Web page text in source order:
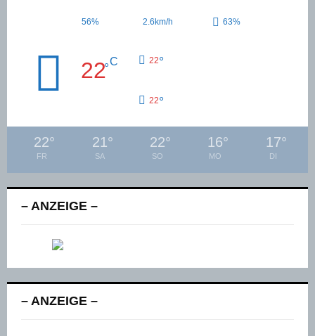
56% 2.6km/h 63%
22°C 22°
22°
22°
FR
21°
SA
22°
SO
16°
MO
17°
DI
– ANZEIGE –
– ANZEIGE –